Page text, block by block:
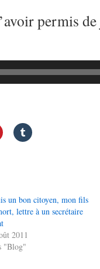
permis
un bon citoyen, mon fils
lettre à un secrétaire
2011
"Blog"